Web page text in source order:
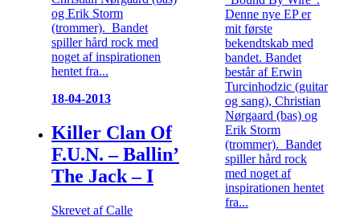
og Erik Storm
(trommer). Bandet
spiller hård rock med
noget af inspirationen
hentet fra...
18-04-2013
Killer Clan Of
F.U.N. – Ballin’
The Jack – I
Skrevet af Calle
Denne nye EP er
mit første
bekendtskab med
bandet. Bandet
består af Erwin
Turcinhodzic (guitar
og sang), Christian
Nørgaard (bas) og
Erik Storm
(trommer). Bandet
spiller hård rock
med noget af
inspirationen hentet
fra...